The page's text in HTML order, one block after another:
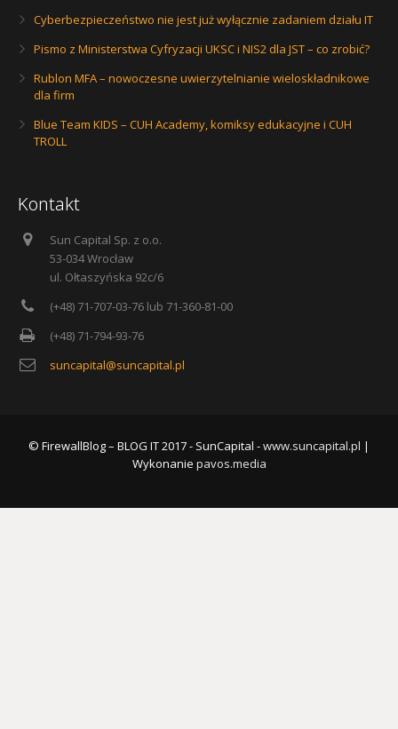
Cyberbezpieczeństwo nie jest już wyłącznie zadaniem działu IT
Pismo z Ministerstwa Cyfryzacji UKSC i NIS2 dla JST – co zrobić?
Rublon MFA – nowoczesne uwierzytelnianie wieloskładnikowe
dla firm
Blue Team KIDS – CUH Academy, komiksy edukacyjne i CUH
TROLL
Kontakt
Sun Capital Sp. z o.o.
53-034 Wrocław
ul. Ołtaszyńska 92c/6
(+48) 71-707-03-76 lub 71-360-81-00
(+48) 71-794-93-76
suncapital@suncapital.pl
© FirewallBlog – BLOG IT 2017 - SunCapital -www.suncapital.pl |
Wykonanie pavos.media